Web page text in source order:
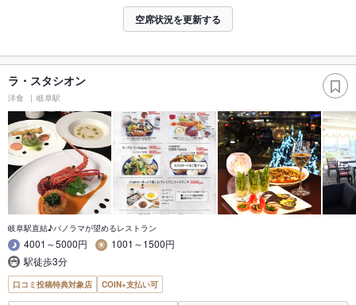
空席状況を更新する
ラ・スタシオン
洋食 岐阜駅
岐阜駅直結♪パノラマが望めるレストラン
4001～5000円
1001～1500円
駅徒歩3分
口コミ投稿特典対象店 COIN+支払い可